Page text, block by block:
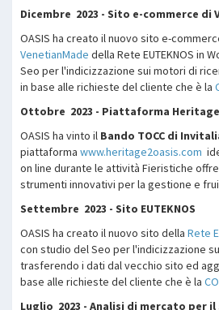
Dicembre 2023 - Sito e-commerce di
OASIS ha creato il nuovo sito e-
VenetianMade della Rete EUTEKNOS in
Seo per l'indicizzazione sui motori di
in base alle richieste del cliente che è la
Ottobre 2023 - Piattaforma
OASIS ha vinto il Bando TOCC di
piattaforma www.heritage2oasis.com
on line durante le attività Fieristiche
strumenti innovativi per la gestione e
Settembre 2023 - Sito EUTEKNOS
OASIS ha creato il nuovo sito della Rete
con studio del Seo per l'indicizzazione
trasferendo i dati dal vecchio sito ed
base alle richieste del cliente che è la
Luglio 2023 - Analisi di mercato per